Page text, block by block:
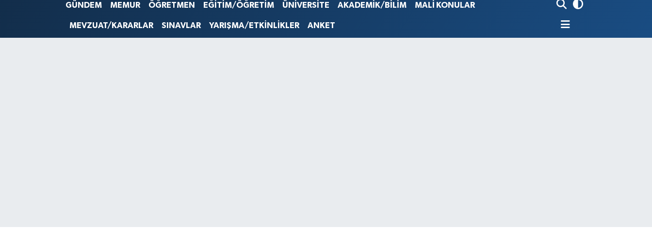
STERLİN
GÜNDEM MEMUR ÖĞRETMEN EĞİTİM/ÖĞRETİM ÜNİVERSİTE AKADEMİK/BİLİM MALİ KONULAR
MEVZUAT/KARARLAR SINAVLAR YARIŞMA/ETKİNLİKLER ANKET